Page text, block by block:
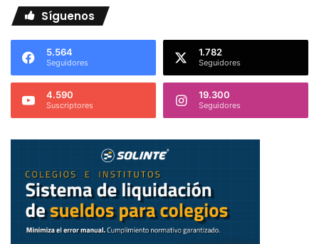
Síguenos
5.564
Seguidores
1.782
Seguidores
4.590
Suscriptores
19.300
Seguidores